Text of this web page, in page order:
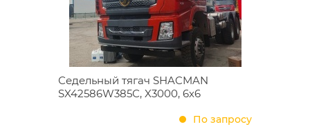
Седельный тягач SHACMAN
SX42586W385С, X3000, 6х6
По запросу